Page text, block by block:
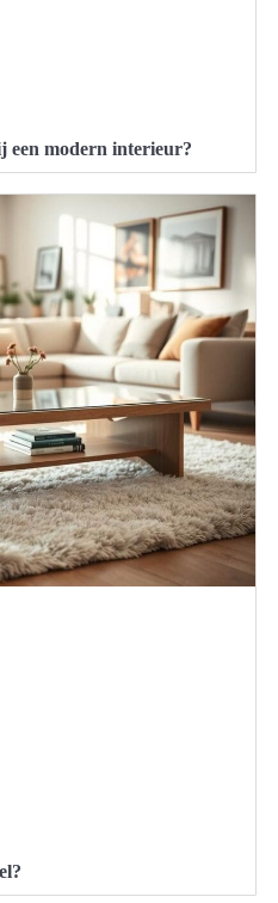
een modern interieur?